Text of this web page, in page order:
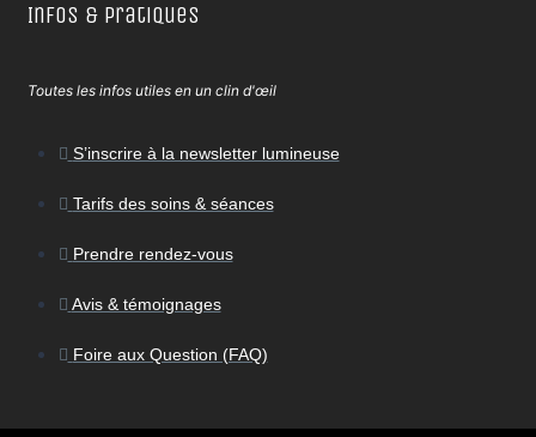
Infos & Pratiques
Toutes les infos utiles en un clin d'œil
S’inscrire à la newsletter lumineuse
Tarifs des soins & séances
Prendre rendez-vous
Avis & témoignages
Foire aux Question (FAQ)